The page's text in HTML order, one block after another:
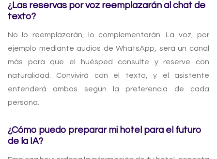
¿Las reservas por voz reemplazarán al chat de
texto?
No lo reemplazarán, lo complementarán. La voz, por
ejemplo mediante audios de WhatsApp, será un canal
más para que el huésped consulte y reserve con
naturalidad. Convivirá con el texto, y el asistente
entenderá ambos según la preferencia de cada
persona.
¿Cómo puedo preparar mi hotel para el futuro
de la IA?